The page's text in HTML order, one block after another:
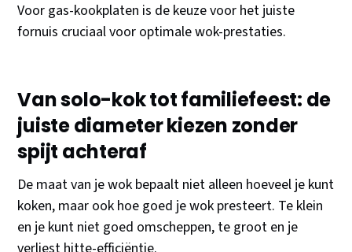
Voor gas-kookplaten is de keuze voor het juiste
fornuis cruciaal voor optimale wok-prestaties.
Van solo-kok tot familiefeest: de
juiste diameter kiezen zonder
spijt achteraf
De maat van je wok bepaalt niet alleen hoeveel je kunt
koken, maar ook hoe goed je wok presteert. Te klein
en je kunt niet goed omscheppen, te groot en je